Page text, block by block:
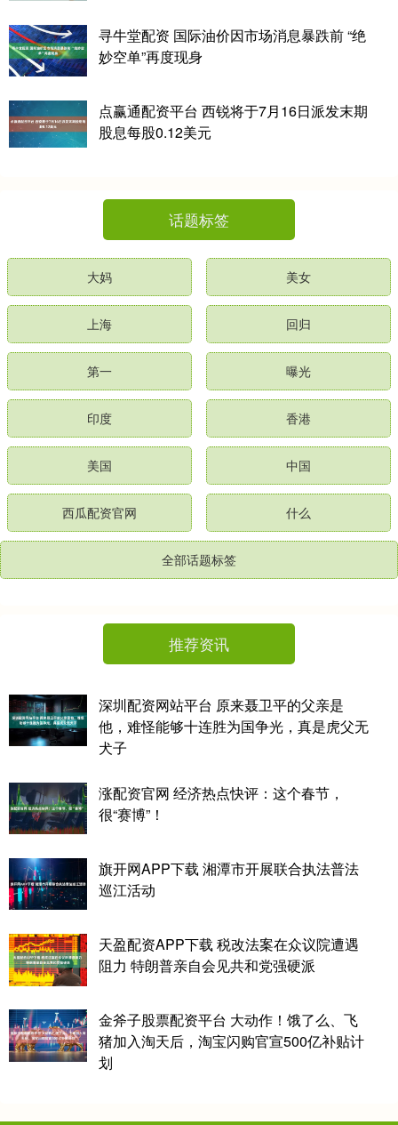
寻牛堂配资 国际油价因市场消息暴跌前 “绝
妙空单”再度现身
点赢通配资平台 西锐将于7月16日派发末期
股息每股0.12美元
话题标签
大妈 美女
上海 回归
第一 曝光
印度 香港
美国 中国
西瓜配资官网 什么
全部话题标签
推荐资讯
深圳配资网站平台 原来聂卫平的父亲是
他，难怪能够十连胜为国争光，真是虎父无
犬子
涨配资官网 经济热点快评：这个春节，
很“赛博”！
旗开网APP下载 湘潭市开展联合执法普法
巡江活动
天盈配资APP下载 税改法案在众议院遭遇
阻力 特朗普亲自会见共和党强硬派
金斧子股票配资平台 大动作！饿了么、飞
猪加入淘天后，淘宝闪购官宣500亿补贴计
划